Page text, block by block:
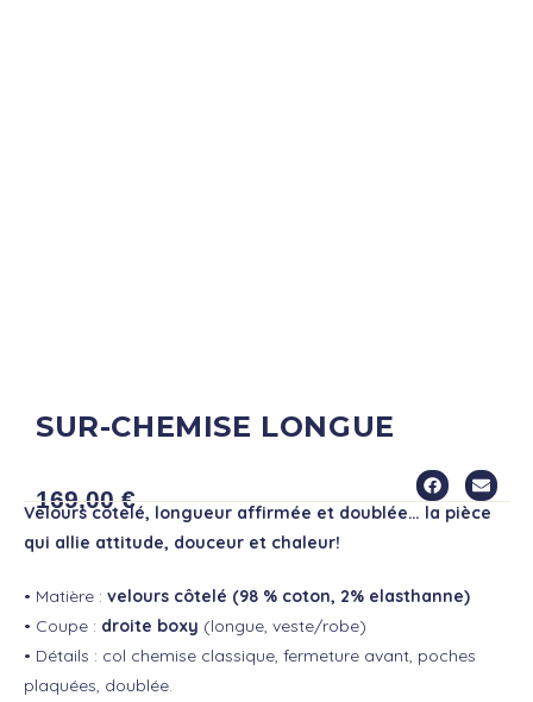
SUR-CHEMISE LONGUE
169,00€
Velours côtelé, longueur affirmée et doublée… la pièce
qui allie attitude, douceur et chaleur!
• Matière : velours côtelé (98 % coton, 2% elasthanne)
• Coupe : droite boxy (longue, veste/robe)
• Détails : col chemise classique, fermeture avant, poches
plaquées, doublée.